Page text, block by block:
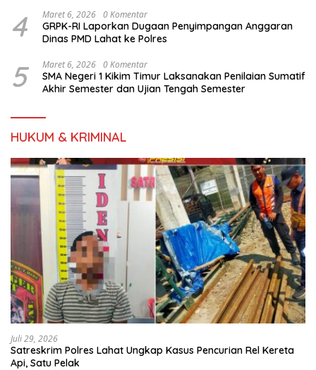
4 Maret 6, 2026 0 Komentar
GRPK-RI Laporkan Dugaan Penyimpangan Anggaran
Dinas PMD Lahat ke Polres
5 Maret 6, 2026 0 Komentar
SMA Negeri 1 Kikim Timur Laksanakan Penilaian Sumatif
Akhir Semester dan Ujian Tengah Semester
HUKUM & KRIMINAL
Juli 29, 2026
Satreskrim Polres Lahat Ungkap Kasus Pencurian Rel Kereta
Api, Satu Pelak